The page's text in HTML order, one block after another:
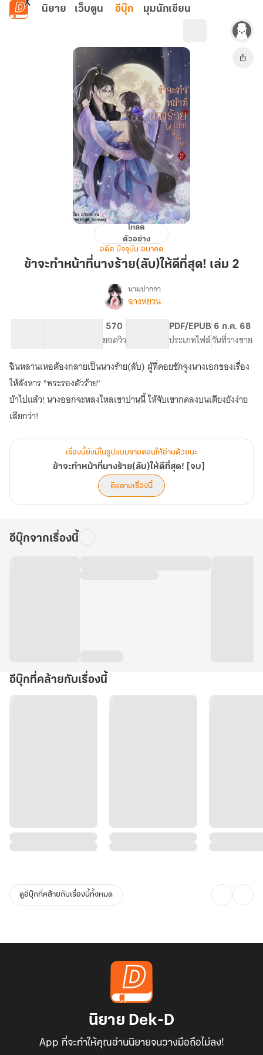
ข้ามไปยังเนื้อหาหลัก
นิยาย เว็บตูน อีบุ๊ก มุมนักเขียน
ทำ
ร้าย(ลับ)ให้
โหลด
ตัวอย่าง
อดีต ปัจจุบัน อนาคต
ข้าจะทำหน้าที่นางร้าย(ลับ)ให้ดีที่สุด! เล่ม 2
เรื่อง
นาง
ร้าย(ลับ)ให้
ที่สุด!
[จบ]
นามปากกา
ฉางหยวน
จำนวนคำ จำนวนหน้า (A5)
570
ยอดวิวระดับเนื้อหา
PDF/EPUB
ประเภทไฟล์
6 ก.ค. 68
วันที่วางขาย
ฉินหลานเหอต้องกลายเป็นนางร้าย(ลับ) ผู้ที่คอยชักจูงนางเอกของเรื่อง
ให้สังหาร "พระรองตัวร้าย"
บ้าไปแล้ว! นางออกจะหลงใหลเขาปานนี้ ให้จับเขากดลงบนเตียงยังง่าย
เสียกว่า!
เรื่องนี้ยังมีในรูปแบบรายตอนให้อ่านด้วยนะ
ข้าจะทำหน้าที่นางร้าย(ลับ)ให้ดีที่สุด! [จบ]
ติดตามเรื่องนี้
อีบุ๊กจากเรื่องนี้
อีบุ๊กที่คล้ายกับเรื่องนี้
ดูอีบุ๊กที่คล้ายกับเรื่องนี้ทั้งหมด
นิยาย Dek-D
App ที่จะทำให้คุณอ่านนิยายจนวางมือถือไม่ลง!